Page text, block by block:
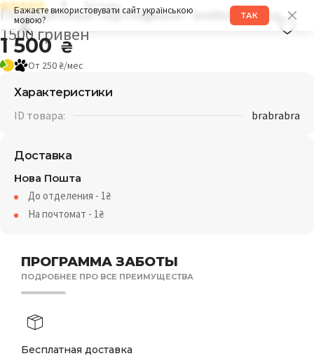
Бажаєте використовувати сайт українською
мовою?
ТАК
5 4 отзыва
Подарочный сертификат brabrabra на
1500 гривен
1 500₴
От 250 ₴/мес
ПРОГРАММА ЗАБОТЫ
ПОДРОБНЕЕ ПРО ВСЕ ПРЕИМУЩЕСТВА
Бесплатная доставка
Характеристики
ID товара:
brabrabra
Доставка
Нова Пошта
До отделения - 1₴
На почтомат - 1₴